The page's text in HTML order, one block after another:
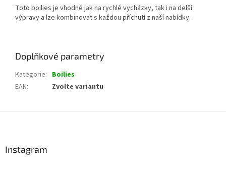
Toto boilies je vhodné jak na rychlé vycházky, tak i na delší
výpravy a lze kombinovat s každou příchutí z naší nabídky.
Doplňkové parametry
Kategorie: Boilies
EAN: Zvolte variantu
Instagram